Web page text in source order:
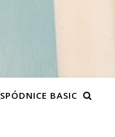
SPÓDNICE BASIC